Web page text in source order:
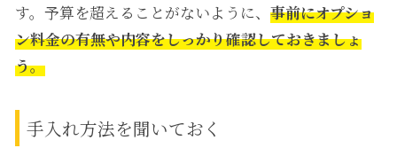
す。予算を超えることがないように、 事前にオプショ
ン料金の有無や内容をしっかり確認しておきましょ
う。
手入れ方法を聞いておく